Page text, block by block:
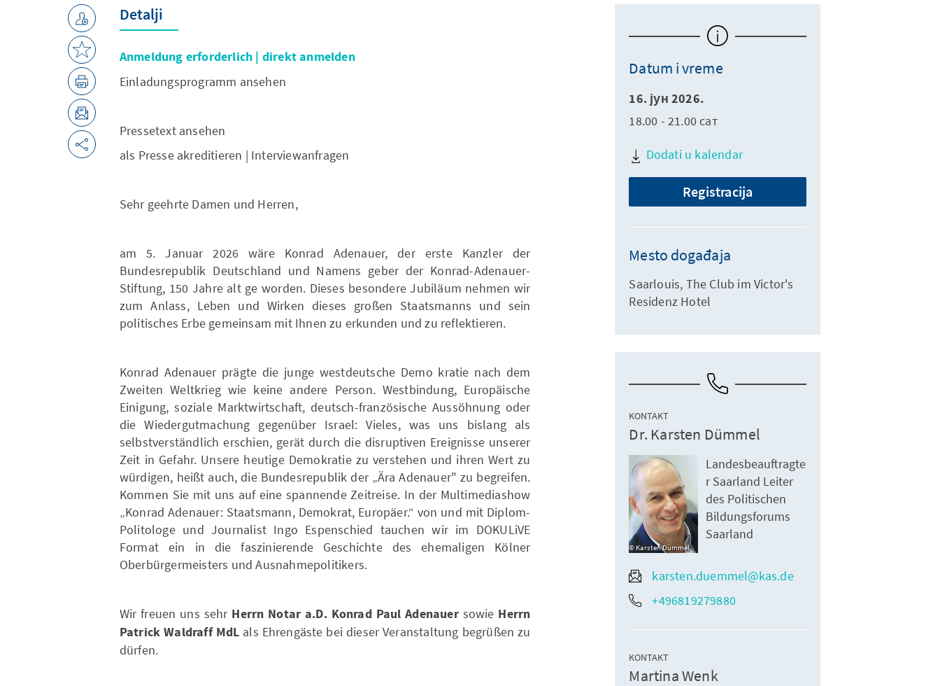
Detalji
Anmeldung erforderlich | direkt anmelden
Einladungsprogramm ansehen
Pressetext ansehen
als Presse akreditieren | Interviewanfragen
Sehr geehrte Damen und Herren,
am 5. Januar 2026 wäre Konrad Adenauer, der erste Kanzler der
Bundesrepublik Deutschland und Namens geber der Konrad-Adenauer-
Stiftung, 150 Jahre alt ge worden. Dieses besondere Jubiläum nehmen wir
zum Anlass, Leben und Wirken dieses großen Staatsmanns und sein
politisches Erbe gemeinsam mit Ihnen zu erkunden und zu reflektieren.
Konrad Adenauer prägte die junge westdeutsche Demo kratie nach dem
Zweiten Weltkrieg wie keine andere Person. Westbindung, Europäische
Einigung, soziale Marktwirtschaft, deutsch-französische Aussöhnung oder
die Wiedergutmachung gegenüber Israel: Vieles, was uns bislang als
selbstverständlich erschien, gerät durch die disruptiven Ereignisse unserer
Zeit in Gefahr. Unsere heutige Demokratie zu verstehen und ihren Wert zu
würdigen, heißt auch, die Bundesrepublik der „Ära Adenauer" zu begreifen.
Kommen Sie mit uns auf eine spannende Zeitreise. In der Multimediashow
„Konrad Adenauer: Staatsmann, Demokrat, Europäer.“ von und mit Diplom-
Politologe und Journalist Ingo Espenschied tauchen wir im DOKULiVE
Format ein in die faszinierende Geschichte des ehemaligen Kölner
Oberbürgermeisters und Ausnahmepolitikers.
Wir freuen uns sehr Herrn Notar a.D. Konrad Paul Adenauer sowie Herrn
Patrick Waldraff MdL als Ehrengäste bei dieser Veranstaltung begrüßen zu
dürfen.
Datum i vreme
16. јун 2026.
18.00 - 21.00 сат
Dodati u kalendar
Registracija
Mesto događaja
Saarlouis, The Club im Victor's
Residenz Hotel
KONTAKT
Dr. Karsten Dümmel
Karsten Dümmel
Landesbeauftragte
r Saarland Leiter
des Politischen
Bildungsforums
Saarland
karsten.duemmel@kas.de
+496819279880
KONTAKT
Martina Wenk